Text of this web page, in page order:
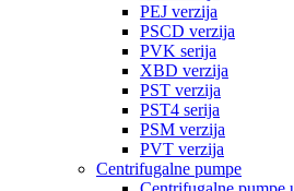
PEJ verzija
PSCD verzija
PVK serija
XBD verzija
PST verzija
PST4 serija
PSM verzija
PVT verzija
Centrifugalne pumpe